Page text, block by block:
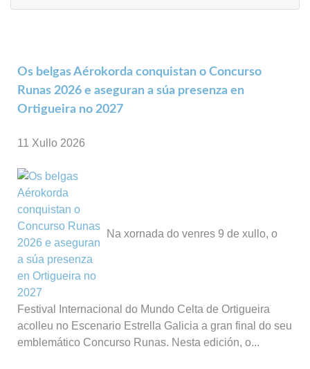
Os belgas Aérokorda conquistan o Concurso
Runas 2026 e aseguran a súa presenza en
Ortigueira no 2027
11 Xullo 2026
Na xornada do venres 9 de xullo, o
Festival Internacional do Mundo Celta de Ortigueira
acolleu no Escenario Estrella Galicia a gran final do seu
emblemático Concurso Runas. Nesta edición, o...